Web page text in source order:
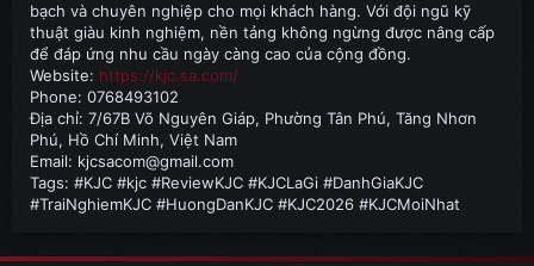
bạch và chuyên nghiệp cho mọi khách hàng. Với đội ngũ kỹ
thuật giàu kinh nghiệm, nền tảng không ngừng được nâng cấp
để đáp ứng nhu cầu ngày càng cao của cộng đồng.
Website: https://kjc.sa.com/
Phone: 0768493102
Địa chỉ: 7/67B Võ Nguyên Giáp, Phường Tân Phú, Tăng Nhơn
Phú, Hồ Chí Minh, Việt Nam
Email: kjcsacom@gmail.com
Tags: #KJC #kjc #ReviewKJC #KJCLaGi #DanhGiaKJC
#TraiNghiemKJC #HuongDanKJC #KJC2026 #KJCMoiNhat